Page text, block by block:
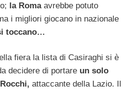
la Romaavrebbe potuto
i migliori giocano in nazionale
toccano…
fiera la lista di Casiraghi si è
decidere di portare un solo
attaccante della Lazio. Il